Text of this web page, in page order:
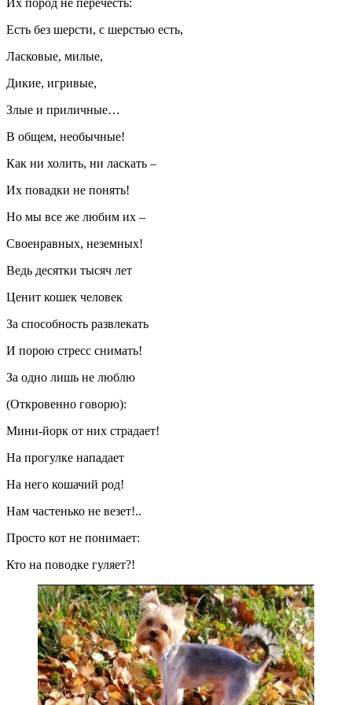
Их пород не перечесть:
Есть без шерсти, с шерстью есть,
Ласковые, милые,
Дикие, игривые,
Злые и приличные…
В общем, необычные!
Как ни холить, ни ласкать –
Их повадки не понять!
Но мы все же любим их –
Своенравных, неземных!
Ведь десятки тысяч лет
Ценит кошек человек
За способность развлекать
И порою стресс снимать!
За одно лишь не люблю
(Откровенно говорю):
Мини-йорк от них страдает!
На прогулке нападает
На него кошачий род!
Нам частенько не везет!..
Просто кот не понимает:
Кто на поводке гуляет?!